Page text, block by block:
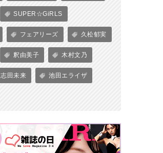
SUPER☆GiRLS
フェアリーズ 久松郁実
釈由美子 木村文乃
志田未来 池田エライザ